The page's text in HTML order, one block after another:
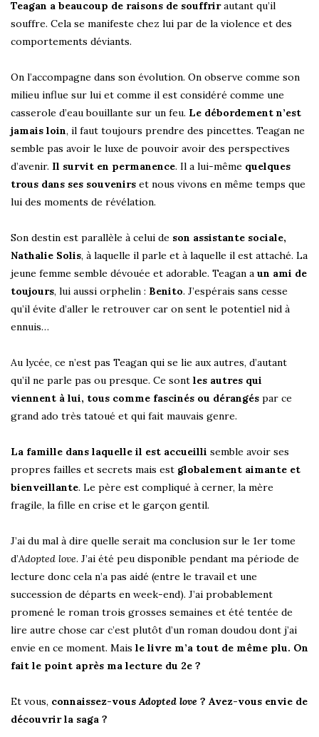
Teagan a beaucoup de raisons de souffrirautant qu’il
souffre. Cela se manifeste chez lui par de la violence et des
comportements déviants.
On l’accompagne dans son évolution. On observe comme son
milieu influe sur lui et comme il est considéré comme une
casserole d’eau bouillante sur un feu. Le débordement n’est
jamais loin, il faut toujours prendre des pincettes. Teagan ne
semble pas avoir le luxe de pouvoir avoir des perspectives
d’avenir. Il survit en permanence. Il a lui-même quelques
trous dans ses souvenirs et nous vivons en même temps que
lui des moments de révélation.
Son destin est parallèle à celui de son assistante sociale,
Nathalie Solis, à laquelle il parle et à laquelle il est attaché. La
jeune femme semble dévouée et adorable. Teagan a un ami de
toujours, lui aussi orphelin : Benito. J’espérais sans cesse
qu’il évite d’aller le retrouver car on sent le potentiel nid à
ennuis…
Au lycée, ce n’est pas Teagan qui se lie aux autres, d’autant
qu’il ne parle pas ou presque. Ce sont les autres qui
viennent à lui, tous comme fascinés ou dérangés par ce
grand ado très tatoué et qui fait mauvais genre.
La famille dans laquelle il est accueilli semble avoir ses
propres failles et secrets mais est globalement aimante et
bienveillante. Le père est compliqué à cerner, la mère
fragile, la fille en crise et le garçon gentil.
J’ai du mal à dire quelle serait ma conclusion sur le 1er tome
d’Adopted love. J’ai été peu disponible pendant ma période de
lecture donc cela n’a pas aidé (entre le travail et une
succession de départs en week-end). J’ai probablement
promené le roman trois grosses semaines et été tentée de
lire autre chose car c’est plutôt d’un roman doudou dont j’ai
envie en ce moment. Mais le livre m’a tout de même plu. On
fait le point après ma lecture du 2e ?
Et vous, connaissez-vousAdopted love ? Avez-vous envie de
découvrir la saga ?